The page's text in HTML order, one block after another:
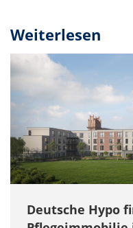
Weiterlesen
Deutsche Hypo